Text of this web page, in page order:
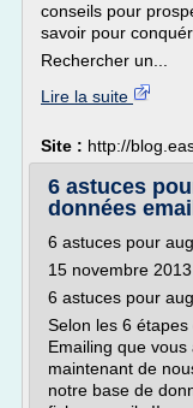
conseils pour
savoir pour
Rechercher un...
Lire la suite
Site : http://
6 astuces
données
6 astuces pour
15 novembre 2013
6 astuces pour
Selon les 6
Emailing que
maintenant de
notre base de